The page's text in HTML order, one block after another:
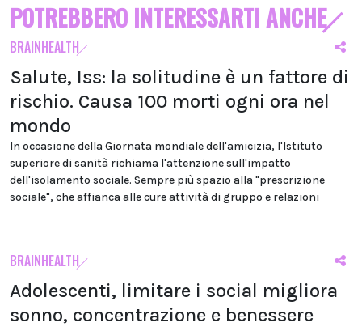
POTREBBERO INTERESSARTI ANCHE
BRAINHEALTH
Salute, Iss: la solitudine è un fattore di
rischio. Causa 100 morti ogni ora nel
mondo
In occasione della Giornata mondiale dell'amicizia, l'Istituto
superiore di sanità richiama l'attenzione sull'impatto
dell'isolamento sociale. Sempre più spazio alla "prescrizione
sociale", che affianca alle cure attività di gruppo e relazioni
BRAINHEALTH
Adolescenti, limitare i social migliora
sonno, concentrazione e benessere